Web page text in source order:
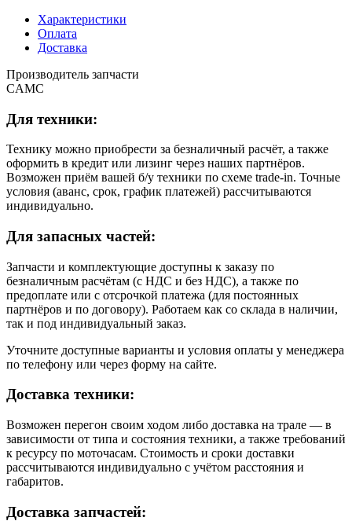
Характеристики
Оплата
Доставка
Производитель запчасти
CAMC
Для техники:
Технику можно приобрести за безналичный расчёт, а также
оформить в кредит или лизинг через наших партнёров.
Возможен приём вашей б/у техники по схеме trade-in. Точные
условия (аванс, срок, график платежей) рассчитываются
индивидуально.
Для запасных частей:
Запчасти и комплектующие доступны к заказу по
безналичным расчётам (с НДС и без НДС), а также по
предоплате или с отсрочкой платежа (для постоянных
партнёров и по договору). Работаем как со склада в наличии,
так и под индивидуальный заказ.
Уточните доступные варианты и условия оплаты у менеджера
по телефону или через форму на сайте.
Доставка техники:
Возможен перегон своим ходом либо доставка на трале — в
зависимости от типа и состояния техники, а также требований
к ресурсу по моточасам. Стоимость и сроки доставки
рассчитываются индивидуально с учётом расстояния и
габаритов.
Доставка запчастей: